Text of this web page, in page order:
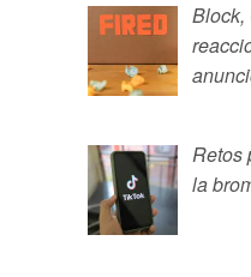
Retos
la